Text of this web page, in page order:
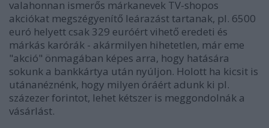
valahonnan ismerős márkanevek TV-shopos
akciókat megszégyenítő leárazást tartanak, pl. 6500
euró helyett csak 329 euróért vihető eredeti és
márkás karórák - akármilyen hihetetlen, már eme
"akció" önmagában képes arra, hogy hatására
sokunk a bankkártya után nyúljon. Holott ha kicsit is
utánanéznénk, hogy milyen óráért adunk ki pl.
százezer forintot, lehet kétszer is meggondolnák a
vásárlást.